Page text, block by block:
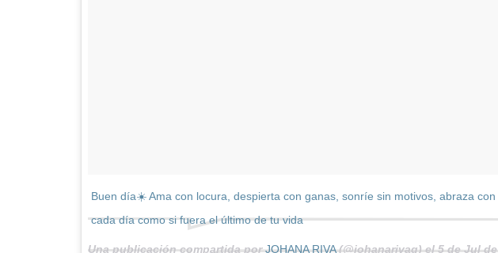
Buen día☀️ Ama con locura, despierta con ganas, sonríe sin motivos, abraza
cada día como si fuera el último de tu vida
Una publicación compartida porJOHANA RIVA(@johanarivag) el5 de Jul de